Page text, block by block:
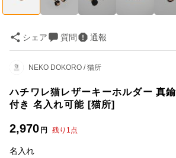
シェア 質問 通報
NEKO DOKORO / 猫所
ハチワレ猫レザーキーホルダー 真
付き 名入れ可能 [猫所]
2,970 円 残り 1点
名入れ